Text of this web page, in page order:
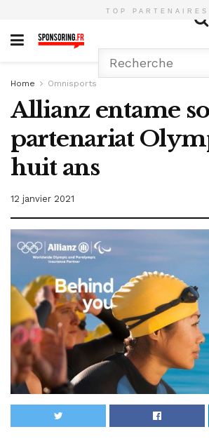
TOP PARTENAIRES
Home Omnisports
Allianz entame
partenariat
huit ans
12 janvier 2021